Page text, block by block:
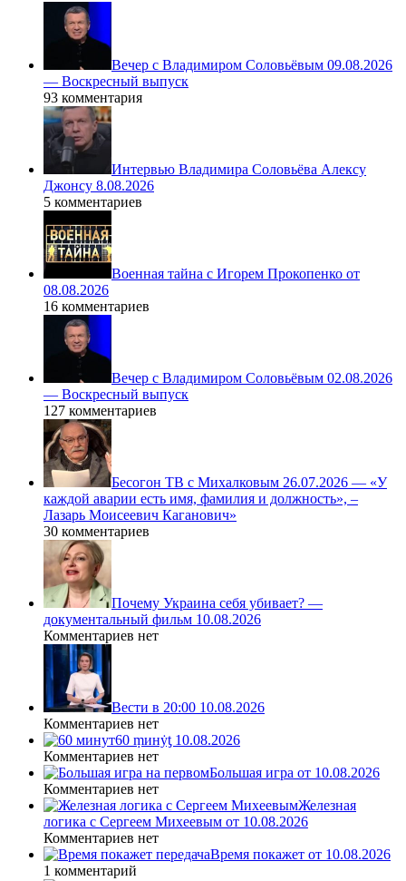
Вечер с Владимиром Соловьёвым 09.08.2026
— Воскресный выпуск
93 комментария
Интервью Владимира Соловьёва Алексу
Джонсу 8.08.2026
5 комментариев
Военная тайна с Игорем Прокопенко от
08.08.2026
16 комментариев
Вечер с Владимиром Соловьёвым 02.08.2026
— Воскресный выпуск
127 комментариев
Бесогон ТВ с Михалковым 26.07.2026 — «У
каждой аварии есть имя, фамилия и должность», –
Лазарь Моисеевич Каганович»
30 комментариев
Почему Украина себя убивает? —
документальный фильм 10.08.2026
Комментариев нет
Вести в 20:00 10.08.2026
Комментариев нет
60 ṃинẏƫ 10.08.2026
Комментариев нет
Большая игра от 10.08.2026
Комментариев нет
Железная
логика с Сергеем Михеевым от 10.08.2026
Комментариев нет
Время покажет от 10.08.2026
1 комментарий